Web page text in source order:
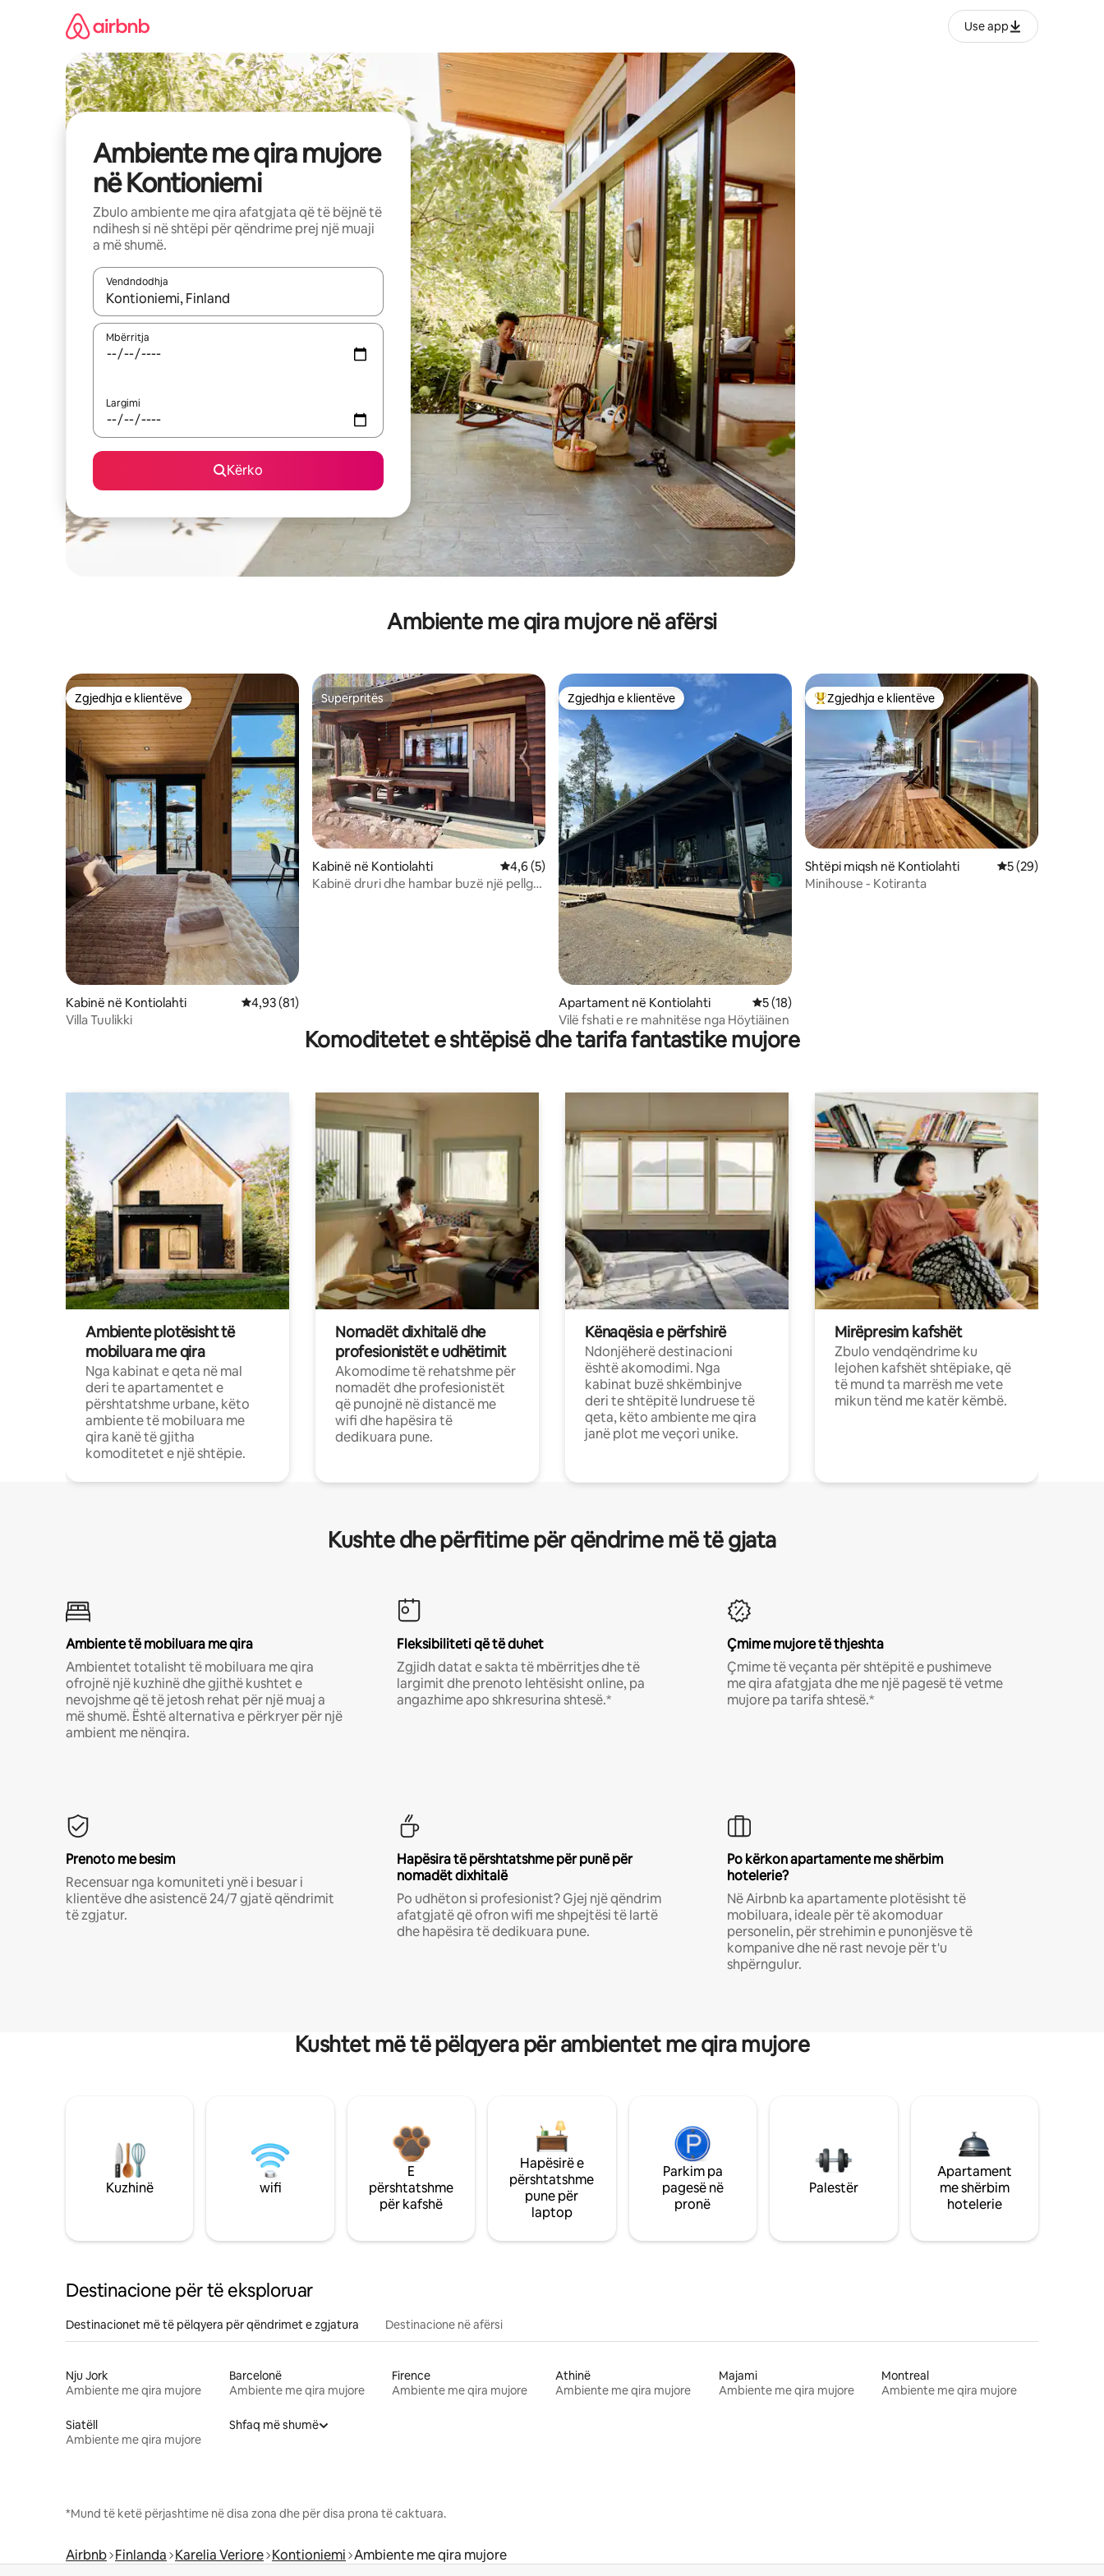
Use app
Ambiente me qira mujore
në Kontioniemi
Zbulo ambiente me qira afatgjata që të bëjnë të
ndihesh si në shtëpi për qëndrime prej një muaji
a më shumë.
Vendndodhja
Kur rezultatet të jenë të disponueshme, lëviz me butonat e shigjetave lart e poshtë ose eksploro duke prekur ose duke lëvizur ekranin.
Mbërritja
Largimi
Kërko
Ambiente me qira mujore në afërsi
Zgjedhja e klientëve
Zgjedhja e klientëve
Kabinë në Kontiolahti Vlerësimi mesatar 4,93 nga 5, 81 vlerësime
4,93 (81)
Villa Tuulikki
Superpritës
Superpritës
Kabinë në Kontiolahti Vlerësimi mesatar 4,6 nga 5, 5 vlerësime
4,6 (5)
Kabinë druri dhe hambar buzë një pellgu
Zgjedhja e klientëve
Zgjedhja e klientëve
Apartament në Kontiolahti Vlerësimi mesatar 5 nga 5, 18 vlerësime
5 (18)
Vilë fshati e re mahnitëse nga Höytiäinen
Më të mirat e zgjedhjeve të klientëve
Zgjedhja e klientëve
Shtëpi miqsh në Kontiolahti Vlerësimi mesatar
5 (29)
Minihouse - Kotiranta
Komoditetet e shtëpisë dhe tarifa fantastike mujore
Ambiente plotësisht të
mobiluara me qira
Nga kabinat e qeta në mal
deri te apartamentet e
përshtatshme urbane, këto
ambiente të mobiluara me
qira kanë të gjitha
komoditetet e një shtëpie.
Nomadët dixhitalë dhe
profesionistët e udhëtimit
Akomodime të rehatshme për
nomadët dhe profesionistët
që punojnë në distancë me
wifi dhe hapësira të
dedikuara pune.
Kënaqësia e përfshirë
Ndonjëherë destinacioni
është akomodimi. Nga
kabinat buzë shkëmbinjve
deri te shtëpitë lundruese të
qeta, këto ambiente me qira
janë plot me veçori unike.
Mirëpresim kafshët
Zbulo vendqëndrime ku
lejohen kafshët shtëpiake, që
të mund ta marrësh me vete
mikun tënd me katër këmbë.
Kushte dhe përfitime për qëndrime më të gjata
Ambiente të mobiluara me qira
Ambientet totalisht të mobiluara me qira
ofrojnë një kuzhinë dhe gjithë kushtet e
nevojshme që të jetosh rehat për një muaj a
më shumë. Është alternativa e përkryer për një
ambient me nënqira.
Fleksibiliteti që të duhet
Zgjidh datat e sakta të mbërritjes dhe të
largimit dhe prenoto lehtësisht online, pa
angazhime apo shkresurina shtesë.*
Çmime mujore të thjeshta
Çmime të veçanta për shtëpitë e pushimeve
me qira afatgjata dhe me një pagesë të vetme
mujore pa tarifa shtesë.*
Prenoto me besim
Recensuar nga komuniteti ynë i besuar i
klientëve dhe asistencë 24/7 gjatë qëndrimit
të zgjatur.
Hapësira të përshtatshme për punë për
nomadët dixhitalë
Po udhëton si profesionist? Gjej një qëndrim
afatgjatë që ofron wifi me shpejtësi të lartë
dhe hapësira të dedikuara pune.
Po kërkon apartamente me shërbim
hotelerie?
Në Airbnb ka apartamente plotësisht të
mobiluara, ideale për të akomoduar
personelin, për strehimin e punonjësve të
kompanive dhe në rast nevoje për t'u
shpërngulur.
Kushtet më të pëlqyera për ambientet me qira mujore
Kuzhinë wifi
E
përshtatshme
për kafshë
Hapësirë e
përshtatshme
pune për
laptop
Parkim pa
pagesë në
pronë
Palestër
Apartament
me shërbim
hotelerie
Destinacione për të eksploruar
Destinacionet më të pëlqyera për qëndrimet e zgjatura Destinacione në afërsi
Nju Jork
Ambiente me qira mujore
Barcelonë
Ambiente me qira mujore
Firence
Ambiente me qira mujore
Athinë
Ambiente me qira mujore
Majami
Ambiente me qira mujore
Montreal
Ambiente me qira mujore
Siatëll
Ambiente me qira mujore
Shfaq më shumë
*Mund të ketë përjashtime në disa zona dhe për disa prona të caktuara.
Airbnb Finlanda Karelia Veriore Kontioniemi Ambiente me qira mujore